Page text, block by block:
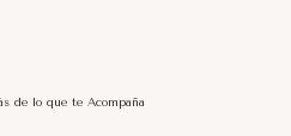
de lo que te Acompaña